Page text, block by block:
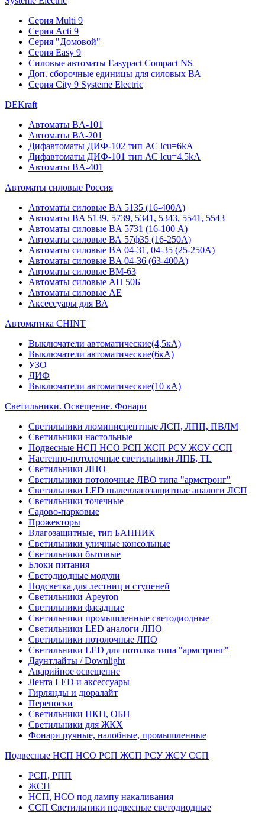
Серия Multi 9
Серия Acti 9
Серия "Домовой"
Серия Easy 9
Силовые автоматы Easypact Compact NS
Доп. сборочные единицы для силовых ВА
Серия City 9 Systeme Electric
DEKraft
Автоматы BA-101
Автоматы ВА-201
Дифавтоматы ДИФ-102 тип АС lcu=6kA
Дифавтоматы ДИФ-101 тип АС lcu=4.5kA
Автоматы BA-401
Автоматы силовые Россия
Автоматы силовые BA 5135 (16-400А)
Автоматы BA 5139, 5739, 5341, 5343, 5541, 5543
Автоматы силовые BA 5731 (16-100 А)
Автоматы силовые ВА 57ф35 (16-250А)
Автоматы силовые BA 04-31, 04-35 (25-250А)
Автоматы силовые BA 04-36 (63-400А)
Автоматы силовые ВМ-63
Автоматы силовые АП 50Б
Автоматы силовые АЕ
Аксессуары для ВА
Автоматика CHINT
Выключатели автоматические(4,5кА)
Выключатели автоматические(6кА)
УЗО
ДИФ
Выключатели автоматические(10 кА)
Светильники. Освещение. Фонари
Светильники люминисцентные ЛСП, ЛПП, ПВЛМ
Светильники настольные
Подвесные НСП НСО РСП ЖСП РСУ ЖСУ ССП
Настенно-потолочные светильники ЛПБ, TL
Светильники ЛПО
Светильники потолочные ЛВО типа "армстронг"
Светильники LED пылевлагозащитные аналоги ЛСП
Светильники точечные
Садово-парковые
Прожекторы
Влагозащитные, тип БАННИК
Светильники уличные консольные
Светильники бытовые
Блоки питания
Светодиодные модули
Подсветка для лестниц и ступеней
Светильники Apeyron
Светильники фасадные
Светильники промышленные светодиодные
Светильники LED аналоги ЛПО
Светильники потолочные ЛПО
Светильники LED для потолка типа "армстронг"
Даунтлайты / Downlight
Аварийное освещение
Лента LED и аксессуары
Гирлянды и дюралайт
Переноски
Светильники НКП, ОБН
Светильники для ЖКХ
Фонари ручные, налобные, промышленные
Подвесные НСП НСО РСП ЖСП РСУ ЖСУ ССП
РСП, РПП
ЖСП
НСП, НСО под лампу накаливания
ССП Светильники подвесные светодиодные